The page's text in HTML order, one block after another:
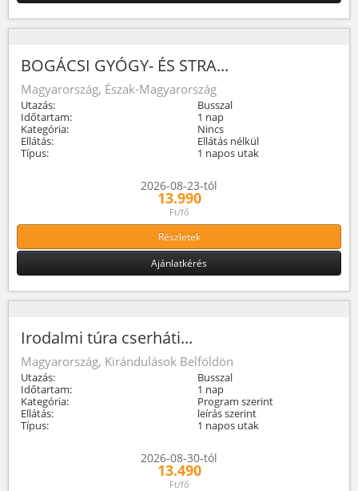
BOGÁCSI GYÓGY- ÉS STRA...
Magyarország, Észak-Magyarország
Utazás:
Busszal
Időtartam:
1 nap
Kategória:
Nincs
Ellátás:
Ellátás nélkül
Típus:
1 napos utak
2026-08-23-tól
13.990
Ft/fő
Részletek
Ajánlatkérés
Irodalmi túra cserháti...
Magyarország, Kirándulások Belföldön
Utazás:
Busszal
Időtartam:
1 nap
Kategória:
Program szerint
Ellátás:
leírás szerint
Típus:
1 napos utak
2026-08-30-tól
13.490
Ft/fő